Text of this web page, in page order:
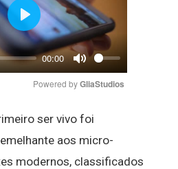
00:00
Mute
Play
Powered by GliaStudios
ser vivo foi
aos micro-
modernos, classificados